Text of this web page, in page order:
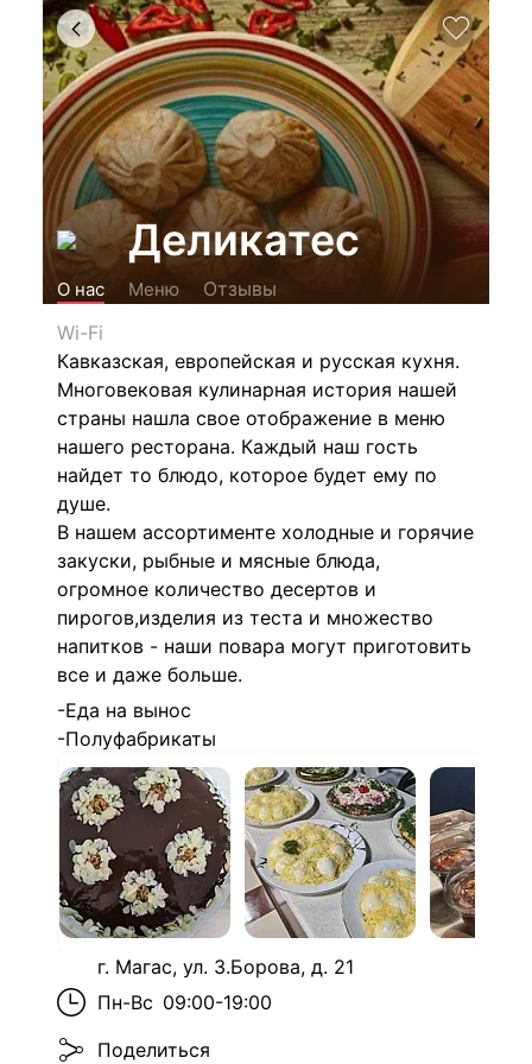
Деликатес
О нас Меню
Отзывы
Wi-Fi
Кавказская, европейская и русская кухня.
Многовековая кулинарная история нашей
страны нашла свое отображение в меню
нашего ресторана. Каждый наш гость
найдет то блюдо, которое будет ему по
душе.
В нашем ассортименте холодные и горячие
закуски, рыбные и мясные блюда,
огромное количество десертов и
пирогов,изделия из теста и множество
напитков - наши повара могут приготовить
все и даже больше.
-Еда на вынос
-Полуфабрикаты
г. Магас, ул. З.Борова, д. 21
Пн-Вс 09:00-19:00
Поделиться